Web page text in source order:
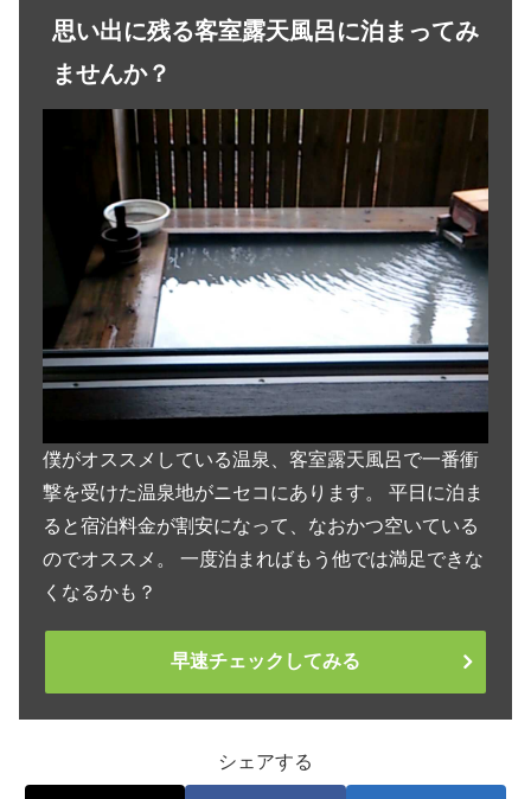
思い出に残る客室露天風呂に泊まってみ
ませんか？
僕がオススメしている温泉、客室露天風呂で一番衝
撃を受けた温泉地がニセコにあります。 平日に泊ま
ると宿泊料金が割安になって、なおかつ空いている
のでオススメ。 一度泊まればもう他では満足できな
くなるかも？
早速チェックしてみる
シェアする